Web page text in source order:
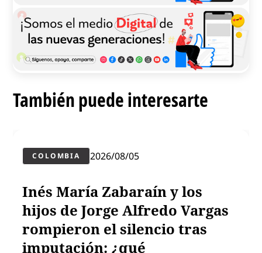
También puede interesarte
COLOMBIA 2026/08/05
Inés María Zabaraín y los
hijos de Jorge Alfredo Vargas
rompieron el silencio tras
imputación: ¿qué